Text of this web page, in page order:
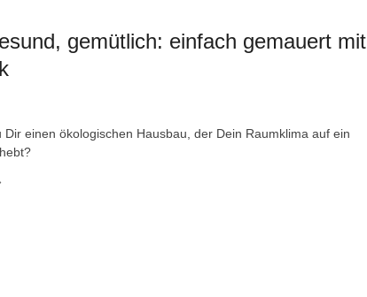
gemütlich: einfach gemauert mit
Dir einen ökologischen Hausbau, der Dein Raumklima auf ein